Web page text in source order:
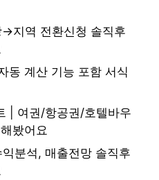
지역 전환신청 솔직후
동 계산 기능 포함 서식
| 여권/항공권/호텔바우
봤어요
분석, 매출전망 솔직후